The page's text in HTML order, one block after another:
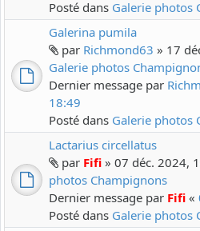
Posté dans Galerie photos
Galerina pumila
par Richmond63 » 17
Galerie photos
Dernier message par
18:49
Posté dans Galerie photos
Lactarius circellatus
par Fifi » 07 déc. 2024,
photos Champignons
Dernier message par Fifi «
Posté dans Galerie photos